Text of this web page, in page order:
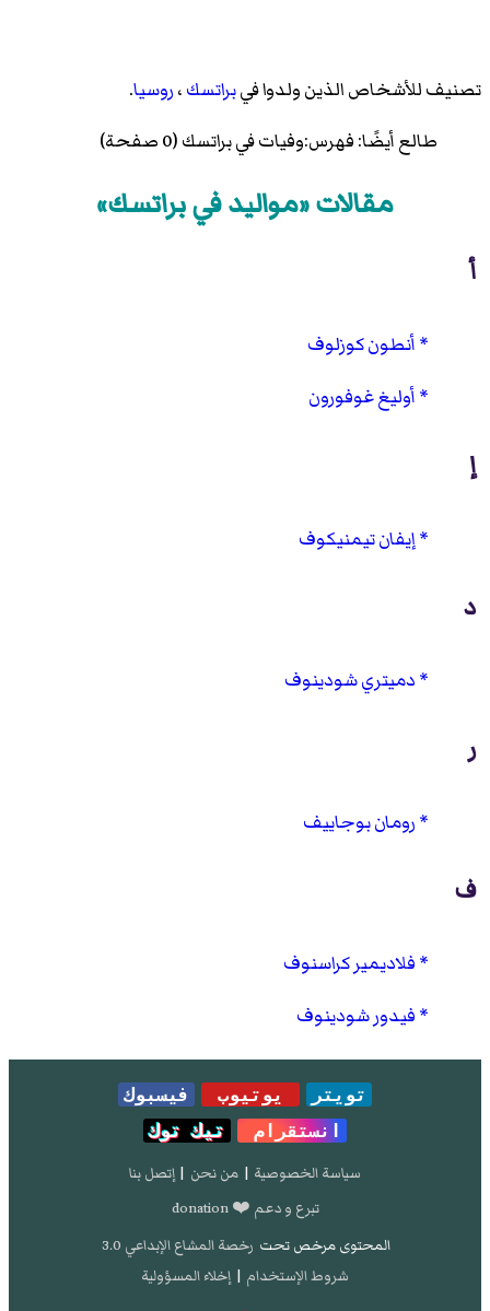
تصنيف للأشخاص الذين ولدوا فيبراتسك،روسيا.
طالع أيضًا:فهرس:وفيات في براتسك(0 صفحة)
مقالات «مواليد في براتسك»
أ
أنطون كوزلوف
أوليغ غوفورون
إ
إيفان تيمنيكوف
د
دميتري شودينوف
ر
رومان بوجاييف
ف
فلاديمير كراسنوف
فيدور شودينوف
تويتر يوتيوب
فيسبوك
انستقرام
تيك توك
سياسة الخصوصية | من نحن | إتصل بنا
تبرع و دعم ❤️ donation
المحتوى مرخص تحت رخصة المشاع الإبداعي 3.0
شروط الإستخدام | إخلاء المسؤولية